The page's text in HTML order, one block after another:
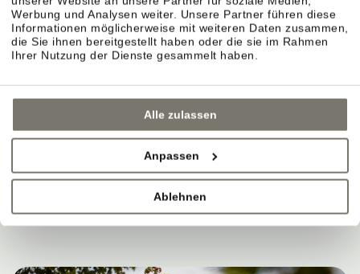
Werbung und Analysen weiter. Unsere Partner führen diese
Informationen möglicherweise mit weiteren Daten zusammen,
die Sie ihnen bereitgestellt haben oder die sie im Rahmen
Ihrer Nutzung der Dienste gesammelt haben.
Alle zulassen
Anpassen
Ablehnen
MANCHMAL REICHT DAS
AUS, UM SICH GUT ZU
FÜHLEN.
JETZT BUCHEN